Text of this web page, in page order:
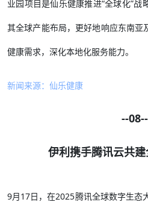
业园项目是仙乐健康推进“全球化”
其全球产能布局，更好地响应东南亚
健康需求，深化本地化服务能力。
新闻来源：仙乐健康
--08--
伊利携手腾讯云共
9月17日，在2025腾讯全球数字生态